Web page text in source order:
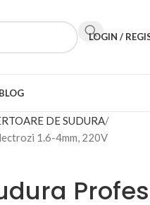
LOGIN /
BLOG
DE SUDURA
1.6-4mm, 220V